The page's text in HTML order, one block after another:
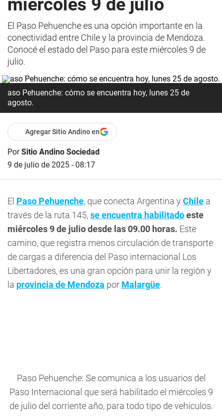
miércoles 9 de julio
El Paso Pehuenche es una opción importante en la
conectividad entre Chile y la provincia de Mendoza.
Conocé el estado del Paso para este miércoles 9 de
julio.
aso Pehuenche: cómo se encuentra hoy, lunes 25 de
agosto.
Agregar Sitio Andino en
PorSitio Andino Sociedad
9 de julio de 2025 - 08:17
El Paso Pehuenche, que conecta Argentina y Chile a
través de la ruta 145,se encuentra habilitadoeste
miércoles 9 de julio desde las 09.00 horas. Este
camino, que registra menos circulación de transporte
de cargas a diferencia del Paso internacional Los
Libertadores, es una gran opción para unir la región y
la provincia de Mendoza por Malargüe.
Paso Pehuenche: Se comunica a los usuarios del
Paso Internacional que será habilitado el miércoles 9
de julio del corriente año, para todo tipo de vehiculos.